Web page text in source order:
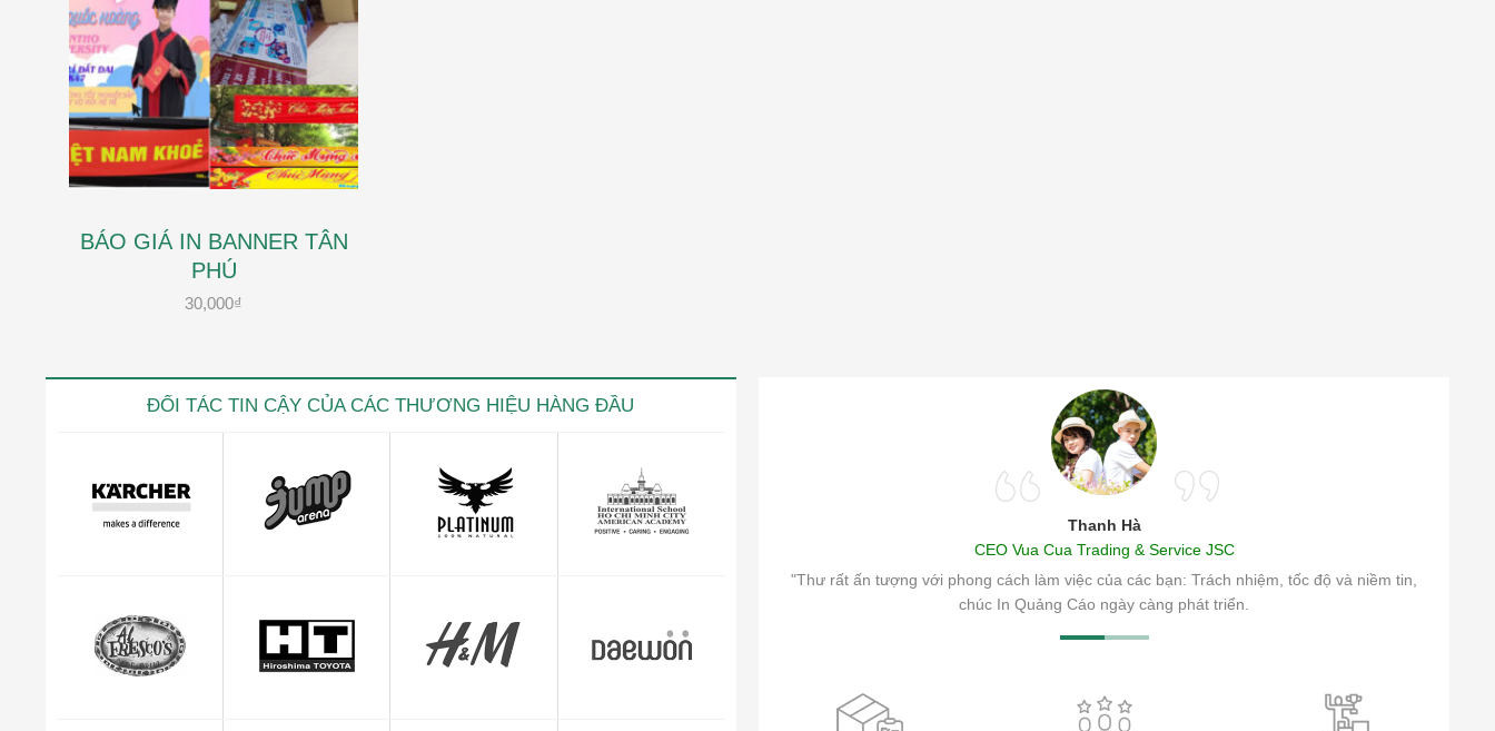
BÁO GIÁ IN BANNER TÂN
PHÚ
30,000₫
ĐỐI TÁC TIN CẬY CỦA CÁC THƯƠNG HIỆU HÀNG ĐẦU
Thanh Hà
CEO Vua Cua Trading & Service JSC
"Thư rất ấn tượng với phong cách làm việc của các bạn: Trách nhiệm, tốc độ và niềm tin,
chúc In Quảng Cáo ngày càng phát triển.
Kevin trọng